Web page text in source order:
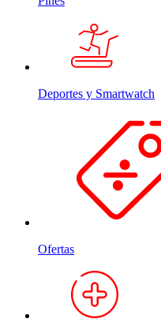
Deportes y Smartwatch
Ofertas